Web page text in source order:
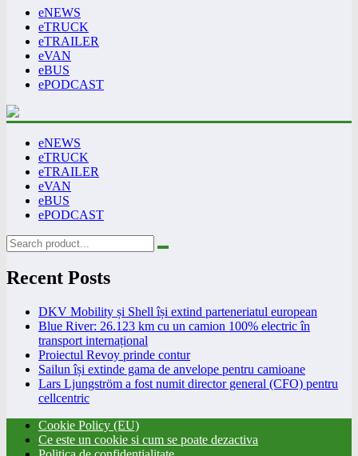
eNEWS
eTRUCK
eTRAILER
eVAN
eBUS
ePODCAST
eNEWS
eTRUCK
eTRAILER
eVAN
eBUS
ePODCAST
Recent Posts
DKV Mobility și Shell își extind parteneriatul european
Blue River: 26.123 km cu un camion 100% electric în
transport internațional
Proiectul Revoy prinde contur
Sailun își extinde gama de anvelope pentru camioane
Lars Ljungström a fost numit director general (CFO) pentru
cellcentric
Cookie Policy (EU)
Ce este un cookie si cum se poate dezactiva